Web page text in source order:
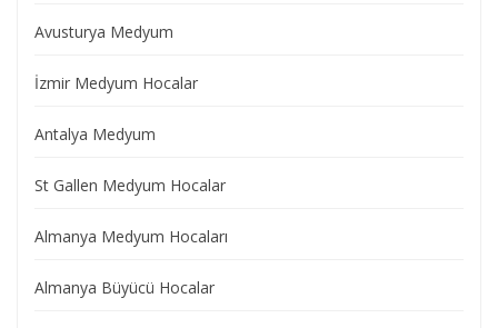
Avusturya Medyum
İzmir Medyum Hocalar
Antalya Medyum
St Gallen Medyum Hocalar
Almanya Medyum Hocaları
Almanya Büyücü Hocalar